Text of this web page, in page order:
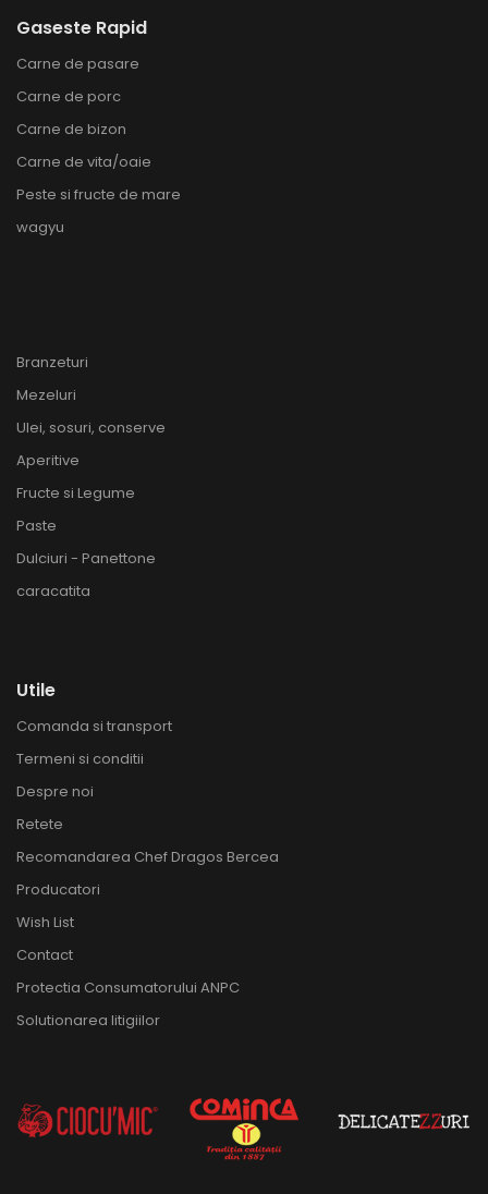
Gaseste Rapid
Carne de pasare
Carne de porc
Carne de bizon
Carne de vita/oaie
Peste si fructe de mare
wagyu
Branzeturi
Mezeluri
Ulei, sosuri, conserve
Aperitive
Fructe si Legume
Paste
Dulciuri - Panettone
caracatita
Utile
Comanda si transport
Termeni si conditii
Despre noi
Retete
Recomandarea Chef Dragos Bercea
Producatori
Wish List
Contact
Protectia Consumatorului ANPC
Solutionarea litigiilor